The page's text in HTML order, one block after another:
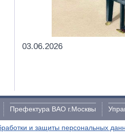
03.06.2026
Префектура ВАО г.Москвы
и защиты персональных